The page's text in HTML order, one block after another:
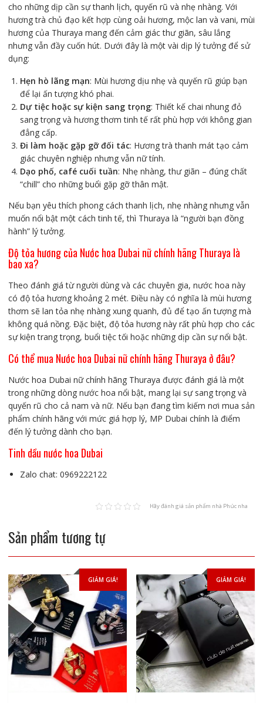
cho những dịp cần sự thanh lịch, quyến rũ và nhẹ nhàng. Với
hương trà chủ đạo kết hợp cùng oải hương, mộc lan và vani, mùi
hương của Thuraya mang đến cảm giác thư giãn, sâu lắng
nhưng vẫn đầy cuốn hút. Dưới đây là một vài dịp lý tưởng để sử
dụng:
Hẹn hò lãng mạn: Mùi hương dịu nhẹ và quyến rũ giúp bạn
để lại ấn tượng khó phai.
Dự tiệc hoặc sự kiện sang trọng: Thiết kế chai nhung đỏ
sang trọng và hương thơm tinh tế rất phù hợp với không gian
đẳng cấp.
Đi làm hoặc gặp gỡ đối tác: Hương trà thanh mát tạo cảm
giác chuyên nghiệp nhưng vẫn nữ tính.
Dạo phố, café cuối tuần: Nhẹ nhàng, thư giãn – đúng chất
“chill” cho những buổi gặp gỡ thân mật.
Nếu bạn yêu thích phong cách thanh lịch, nhẹ nhàng nhưng vẫn
muốn nổi bật một cách tinh tế, thì Thuraya là “người bạn đồng
hành” lý tưởng.
Độ tỏa hương của Nước hoa Dubai nữ chính hãng Thuraya là
bao xa?
Theo đánh giá từ người dùng và các chuyên gia, nước hoa này
có độ tỏa hương khoảng 2 mét. Điều này có nghĩa là mùi hương
thơm sẽ lan tỏa nhẹ nhàng xung quanh, đủ để tạo ấn tượng mà
không quá nồng. Đặc biệt, độ tỏa hương này rất phù hợp cho các
sự kiện trang trọng, buổi tiệc tối hoặc những dịp cần sự nổi bật.
Có thể mua Nước hoa Dubai nữ chính hãng Thuraya ở đâu?
Nước hoa Dubai nữ chính hãng Thuraya được đánh giá là một
trong những dòng nước hoa nổi bật, mang lại sự sang trọng và
quyến rũ cho cả nam và nữ. Nếu bạn đang tìm kiếm nơi mua sản
phẩm chính hãng với mức giá hợp lý, MP Dubai chính là điểm
đến lý tưởng dành cho bạn.
Tinh dầu nước hoa Dubai
Zalo chat: 0969222122
Hãy đánh giá sản phẩm nhà Phúc nha
Sản phẩm tương tự
GIẢM GIÁ! GIẢM GIÁ!